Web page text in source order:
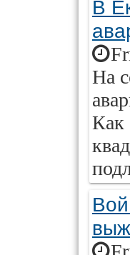
В
На
Как